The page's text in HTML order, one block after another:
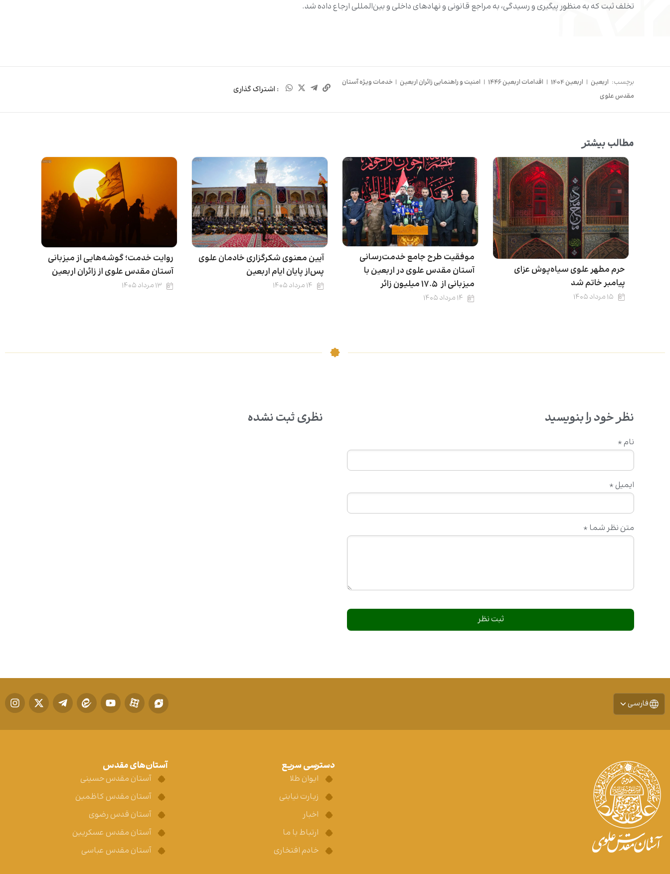
تخلف ثبت که به منظور پیگیری و رسیدگی، به مراجع قانونی و نهادهای داخلی و بین‌المللی ارجاع داده شد.
برچسب: اربعین | اربعین 1404 | اقدامات اربعین ۱۴۴۶ | امنیت و راهنمایی زائران اربعین | خدمات ویژه آستان
مقدس علوی
: اشتراک گذاری
مطالب بیشتر
حرم مطهر علوی سیاه‌پوش عزای
پیامبر خاتم شد
۱۵ مرداد ۱۴۰۵
موفقیت طرح جامع خدمت‌رسانی
آستان مقدس علوی در اربعین با
میزبانی از ۱۷.۵ میلیون زائر
۱۴ مرداد ۱۴۰۵
آیین معنوی شکرگزاری خادمان علوی
پس‌از پایان ایام اربعین
۱۴ مرداد ۱۴۰۵
روایت خدمت؛ گوشه‌هایی از میزبانی
آستان مقدس علوی از زائران اربعین
۱۳ مرداد ۱۴۰۵
نظر خود را بنویسید
متن نظر شما *
نام *
ایمیل *
نظری ثبت نشده
فارسی
دسترسی سریع
ایوان طلا
زیارت نیابتی
اخبار
ارتباط با ما
خادم افتخاری
آستان‌های مقدس
آستان مقدس حسینی
آستان مقدس کاظمین
آستان قدس رضوی
آستان مقدس عسکریین
آستان مقدس عباسی